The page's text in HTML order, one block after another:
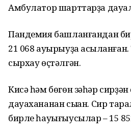
Амбулатор шарттарҙа
Пандемия башланғандан
21 068 ауырыуҙа
сырхау өҫтәлгән.
Кисә һәм бөгөн зәһәр сирҙән
дауахананан сыҡҡан. Сир
бирле һауығыусылар – 15